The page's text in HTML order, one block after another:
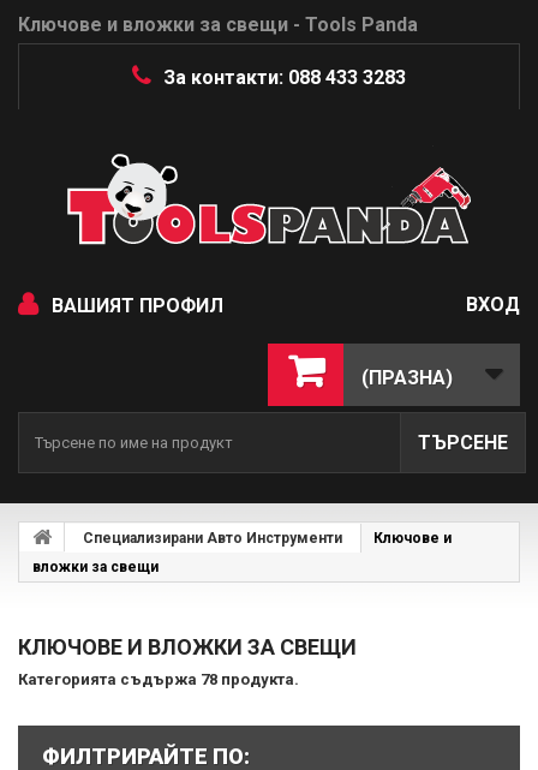
Ключове и вложки за свещи - Tools Panda
За контакти: 088 433 3283
ВАШИЯТ ПРОФИЛ ВХОД
(ПРАЗНА)
ТЪРСЕНЕ
Специализирани Авто Инструменти
Ключове и
вложки за свещи
КЛЮЧОВЕ И ВЛОЖКИ ЗА СВЕЩИ
Категорията съдържа 78 продукта.
ФИЛТРИРАЙТЕ ПО: